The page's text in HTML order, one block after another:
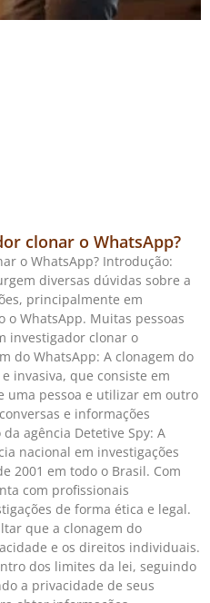
clonar o WhatsApp?
o WhatsApp? Introdução:
diversas dúvidas sobre a
principalmente em
o WhatsApp. Muitas pessoas
investigador clonar o
do WhatsApp: A clonagem do
invasiva, que consiste em
uma pessoa e utilizar em outro
e informações
agência Detetive Spy: A
nacional em investigações
2001 em todo o Brasil. Com
com profissionais
de forma ética e legal.
que a clonagem do
e os direitos individuais.
dos limites da lei, seguindo
a privacidade de seus